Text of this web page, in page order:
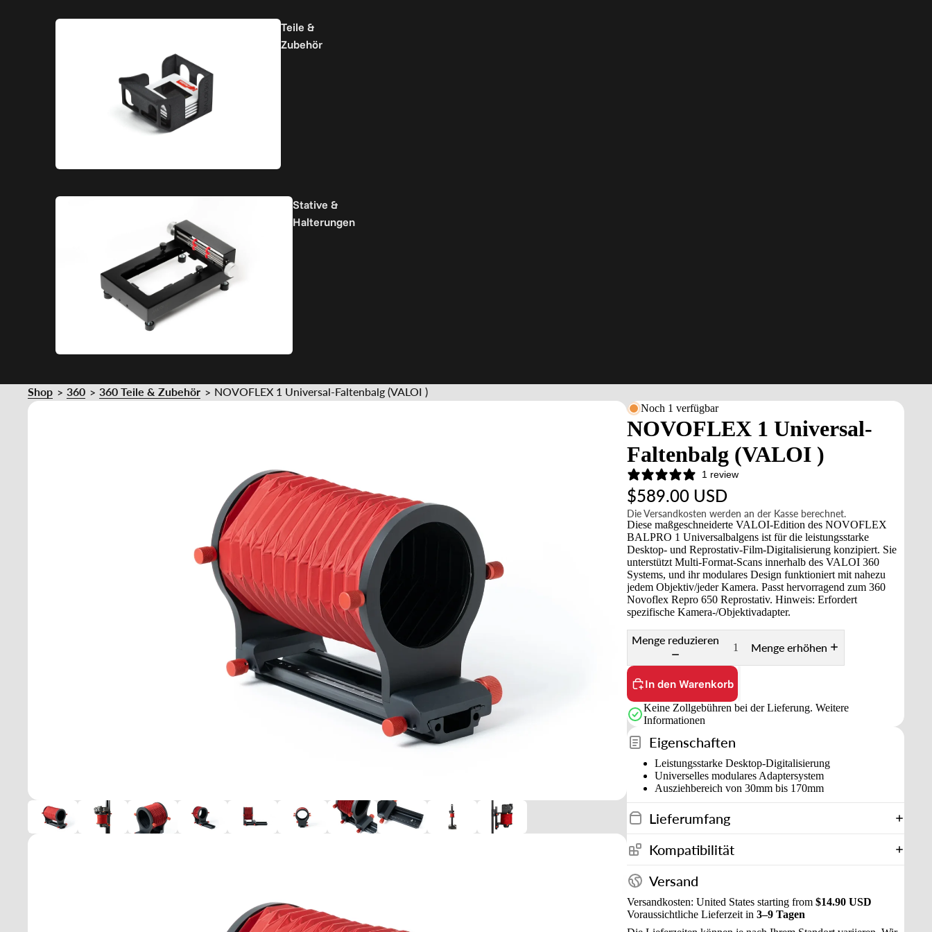
Teile &
Zubehör
Stative &
Halterungen
Shop > 360 > 360 Teile & Zubehör > NOVOFLEX 1 Universal-Faltenbalg (VALOI )
Noch 1 verfügbar
NOVOFLEX 1 Universal-
Faltenbalg (VALOI )
1 review
$589.00 USD
Die Versandkosten werden an der Kasse berechnet.
Diese maßgeschneiderte VALOI-Edition des NOVOFLEX
BALPRO 1 Universalbalgens ist für die leistungsstarke
Desktop- und Reprostativ-Film-Digitalisierung konzipiert. Sie
unterstützt Multi-Format-Scans innerhalb des VALOI 360
Systems, und ihr modulares Design funktioniert mit nahezu
jedem Objektiv/jeder Kamera. Passt hervorragend zum 360
Novoflex Repro 650 Reprostativ. Hinweis: Erfordert
spezifische Kamera-/Objektivadapter.
Menge reduzieren
Menge erhöhen
In den Warenkorb
Keine Zollgebühren bei der Lieferung. Weitere
Informationen
Eigenschaften
Leistungsstarke Desktop-Digitalisierung
Universelles modulares Adaptersystem
Ausziehbereich von 30mm bis 170mm
Lieferumfang
Kompatibilität
Versand
Versandkosten: United States starting from $14.90 USD
Voraussichtliche Lieferzeit in 3–9 Tagen